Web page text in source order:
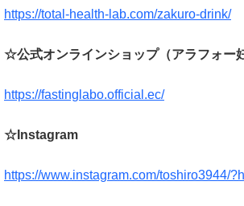
https://total-health-lab.com/zakuro-drink/
☆公式オンラインショップ（アラフォー
https://fastinglabo.official.ec/
☆Instagram
https://www.instagram.com/toshiro3944/